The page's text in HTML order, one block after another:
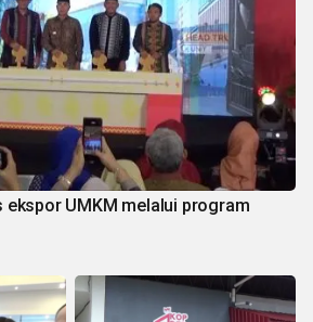
ekspor UMKM melalui program